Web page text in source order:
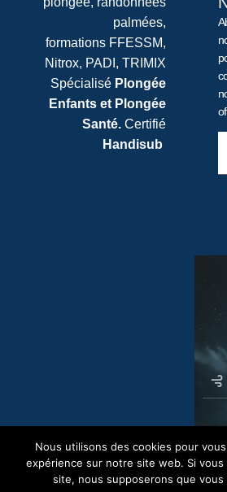
palmées,
formations FFESSM,
Nitrox, PADI, TRIMIX
Spécialisé Plongée
Enfants et Plongée
Santé.Certifié
Handisub
Nous utilisons des cookies pour
expérience sur notre site web. Si
site, nous supposerons que